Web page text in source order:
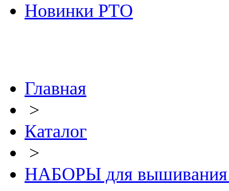
Новинки РТО
Главная
>
Каталог
>
НАБОРЫ для вышивания